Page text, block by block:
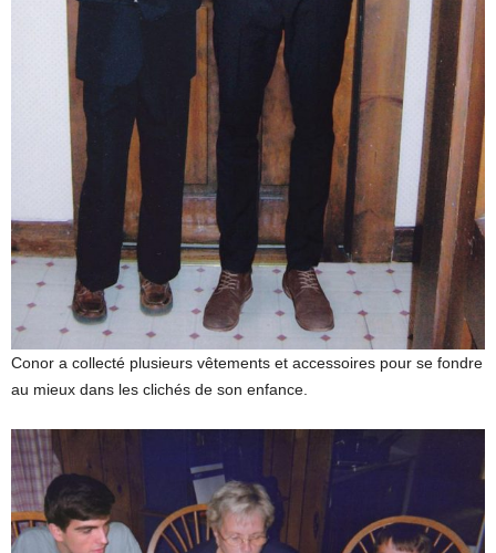
Conor a collecté plusieurs vêtements et accessoires pour se fondre
au mieux dans les clichés de son enfance.